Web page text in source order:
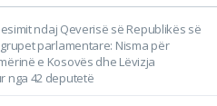
ndaj Qeverisë së Republikës së
parlamentare: Nisma për
e Kosovës dhe Lëvizja
nga 42 deputetë